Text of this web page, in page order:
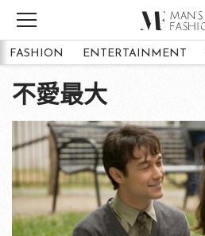
FASHION ENTERTAINMENT
不愛最大